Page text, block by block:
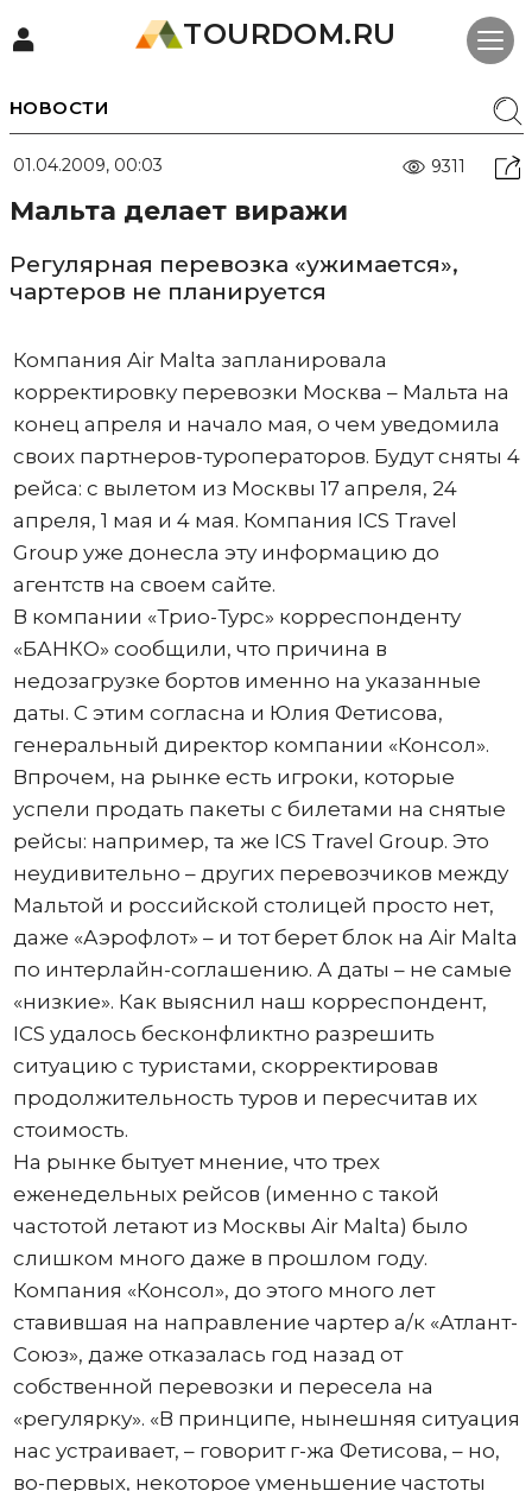
TOURDOM.RU
НОВОСТИ
01.04.2009, 00:03 9311
Мальта делает виражи
Регулярная перевозка «ужимается»,
чартеров не планируется
Компания Air Malta запланировала
корректировку перевозки Москва – Мальта на
конец апреля и начало мая, о чем уведомила
своих партнеров-туроператоров. Будут сняты 4
рейса: с вылетом из Москвы 17 апреля, 24
апреля, 1 мая и 4 мая. Компания ICS Travel
Group уже донесла эту информацию до
агентств на своем сайте.
В компании «Трио-Турс» корреспонденту
«БАНКО» сообщили, что причина в
недозагрузке бортов именно на указанные
даты. С этим согласна и Юлия Фетисова,
генеральный директор компании «Консол».
Впрочем, на рынке есть игроки, которые
успели продать пакеты с билетами на снятые
рейсы: например, та же ICS Travel Group. Это
неудивительно – других перевозчиков между
Мальтой и российской столицей просто нет,
даже «Аэрофлот» – и тот берет блок на Air Malta
по интерлайн-соглашению. А даты – не самые
«низкие». Как выяснил наш корреспондент,
ICS удалось бесконфликтно разрешить
ситуацию с туристами, скорректировав
продолжительность туров и пересчитав их
стоимость.
На рынке бытует мнение, что трех
еженедельных рейсов (именно с такой
частотой летают из Москвы Air Malta) было
слишком много даже в прошлом году.
Компания «Консол», до этого много лет
ставившая на направление чартер а/к «Атлант-
Союз», даже отказалась год назад от
собственной перевозки и пересела на
«регулярку». «В принципе, нынешняя ситуация
нас устраивает, – говорит г-жа Фетисова, – но,
во-первых, некоторое уменьшение частоты